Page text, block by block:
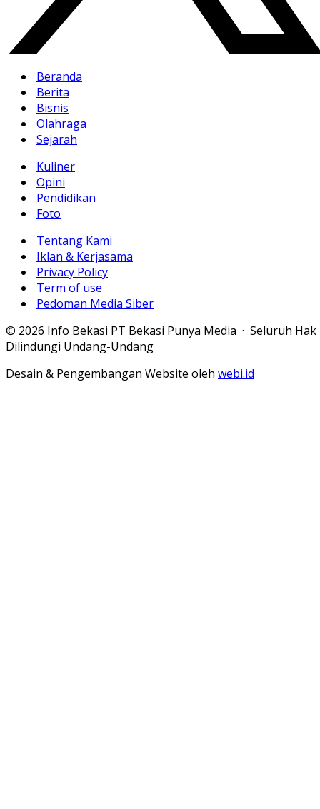
Beranda
Berita
Bisnis
Olahraga
Sejarah
Kuliner
Opini
Pendidikan
Foto
Tentang Kami
Iklan & Kerjasama
Privacy Policy
Term of use
Pedoman Media Siber
© 2026 Info Bekasi PT Bekasi Punya Media · Seluruh Hak
Dilindungi Undang-Undang
Desain & Pengembangan Website oleh webi.id